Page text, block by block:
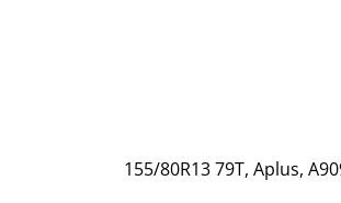
155/80R13 79T, Aplus,